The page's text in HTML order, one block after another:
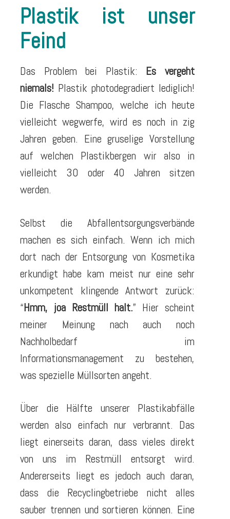
Plastik ist unser
Feind
Das Problem bei Plastik: Es vergeht
niemals! Plastik photodegradiert lediglich!
Die Flasche Shampoo, welche ich heute
vielleicht wegwerfe, wird es noch in zig
Jahren geben. Eine gruselige Vorstellung
auf welchen Plastikbergen wir also in
vielleicht 30 oder 40 Jahren sitzen
werden.
Selbst die Abfallentsorgungsverbände
machen es sich einfach. Wenn ich mich
dort nach der Entsorgung von Kosmetika
erkundigt habe kam meist nur eine sehr
unkompetent klingende Antwort zurück:
“Hmm, joa Restmüll halt.” Hier scheint
meiner Meinung nach auch noch
Nachholbedarf im
Informationsmanagement zu bestehen,
was spezielle Müllsorten angeht.
Über die Hälfte unserer Plastikabfälle
werden also einfach nur verbrannt. Das
liegt einerseits daran, dass vieles direkt
von uns im Restmüll entsorgt wird.
Andererseits liegt es jedoch auch daran,
dass die Recyclingbetriebe nicht alles
sauber trennen und sortieren können. Eine